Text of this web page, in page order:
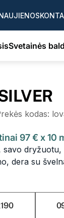
Svetainės
kodas:
97 € x 10
savo dryžuotu,
dera su